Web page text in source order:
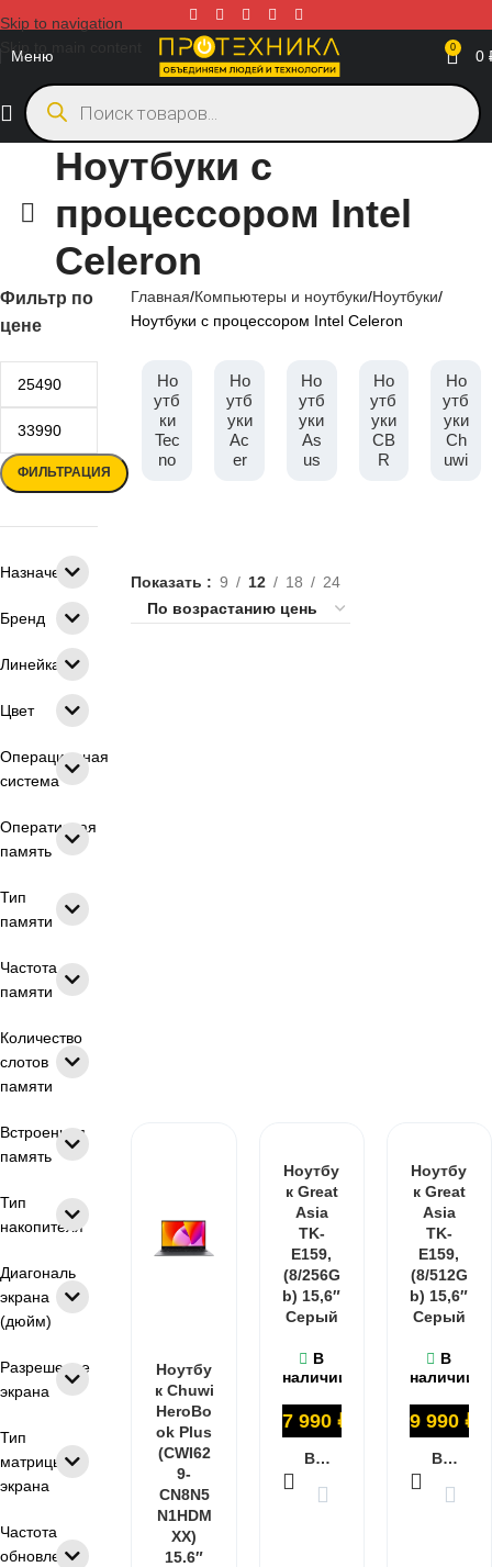
Skip to navigation
Skip to main content
Меню 0 0
Ноутбуки с
процессором Intel
Celeron
Фильтр по
цене
ФИЛЬТРАЦИЯ
Назначение
Бренд
Линейка
Цвет
Операционная
система
Оперативная
память
Тип
памяти
Частота
памяти
Количество
слотов
памяти
Встроенная
память
Тип
накопителя
Диагональ
экрана
(дюйм)
Разрешение
экрана
Тип
матрицы
экрана
Частота
обновления
Главная Компьютеры и ноутбуки Ноутбуки
Ноутбуки с процессором Intel Celeron
Но
утб
ки
Tec
no
Но
утб
уки
Ac
er
Но
утб
уки
As
us
Но
утб
уки
CB
R
Но
утб
уки
Ch
uwi
Показать 9 12 18 24
Ноутбу
к Chuwi
HeroBo
ok Plus
(CWI62
9-
CN8N5
N1HDM
XX)
15.6″
Ноутбу
к Great
Asia
TK-
E159,
(8/256G
b) 15,6″
Серый
В
наличии
27 990₽
В КОРЗИНУ
Ноутбу
к Great
Asia
TK-
E159,
(8/512G
b) 15,6″
Серый
В
наличии
29 990₽
В КОРЗИНУ